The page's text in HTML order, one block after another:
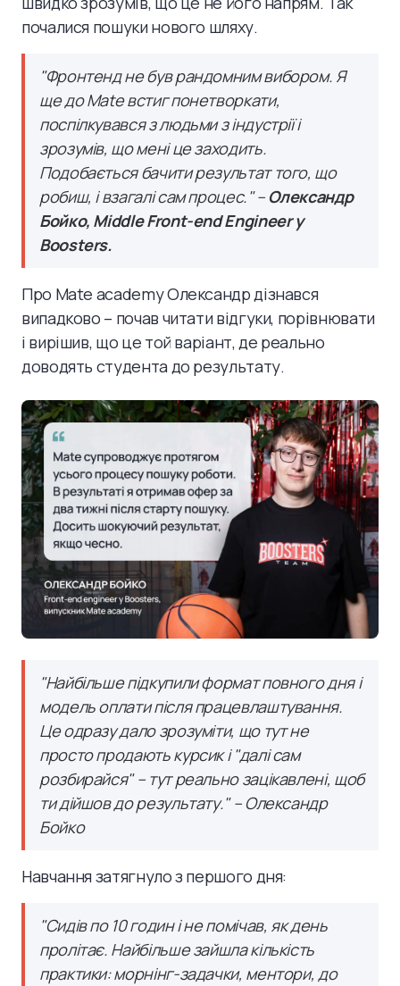
почалися пошуки нового шляху.
"Фронтенд не був рандомним вибором. Я
ще до Mate встиг понетворкати,
поспілкувався з людьми з індустрії і
зрозумів, що мені це заходить.
Подобається бачити результат того, що
робиш, і взагалі сам процес." – Олександр
Бойко, Middle Front-end Engineer у
Boosters.
Про Mate academy Олександр дізнався
випадково – почав читати відгуки, порівнювати
і вирішив, що це той варіант, де реально
доводять студента до результату.
"Найбільше підкупили формат повного дня і
модель оплати після працевлаштування.
Це одразу дало зрозуміти, що тут не
просто продають курсик і "далі сам
розбирайся" – тут реально зацікавлені, щоб
ти дійшов до результату." – Олександр
Бойко
Навчання затягнуло з першого дня:
"Сидів по 10 годин і не помічав, як день
пролітає. Найбільше зайшла кількість
практики: морнінг-задачки, ментори, до